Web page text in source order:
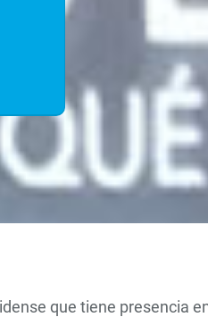
que tiene presencia